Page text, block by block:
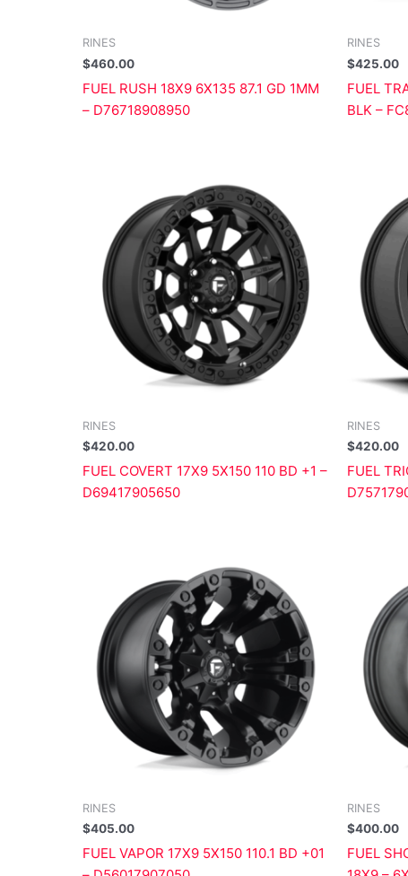
RINES
$460.00
FUEL RUSH 18X9 6X135 87.1 GD 1MM
– D76718908950
RINES
$425.00
FUEL
BLK –
RINES
$420.00
FUEL COVERT 17X9 5X150 110 BD +1 –
D69417905650
RINES
$420.00
FUEL
RINES
$405.00
FUEL VAPOR 17X9 5X150 110.1 BD +01
RINES
$400.00
FUEL